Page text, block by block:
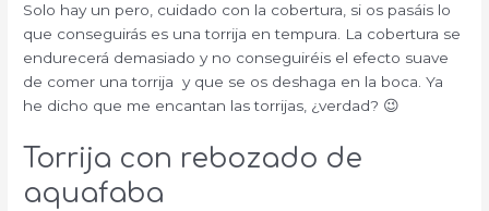
Solo hay un pero, cuidado con la cobertura, si os pasáis lo
que conseguirás es una torrija en tempura. La cobertura se
endurecerá demasiado y no conseguiréis el efecto suave
de comer una torrija y que se os deshaga en la boca. Ya
he dicho que me encantan las torrijas, ¿verdad? 😉
Torrija con rebozado de
aquafaba